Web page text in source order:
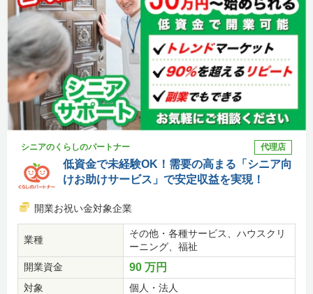
シニアのくらしのパートナー 代理店
低資金で未経験OK！需要の高まる「シニア向
けお助けサービス」で安定収益を実現！
開業お祝い金対象企業
業種
その他・各種サービス、ハウスクリ
ーニング、福祉
開業資金
90 万円
対象 個人・法人